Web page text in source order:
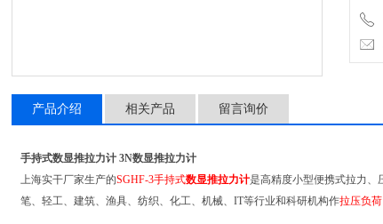
产品介绍 相关产品 留言询价
手持式数显推拉力计 3N数显推拉力计
上海实干厂家生产的SGHF-3手持式数显推拉力计是高精度小型便携式拉力、
笔、轻工、建筑、渔具、纺织、化工、机械、IT等行业和科研机构作拉压负